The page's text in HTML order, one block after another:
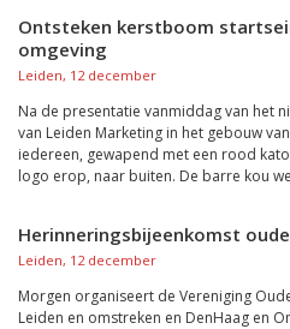
Ontsteken kerstboom
omgeving
Leiden, 12 december
Na de presentatie vanmiddag van het
van Leiden Marketing in het gebouw
iedereen, gewapend met een rood
logo erop, naar buiten. De barre kou
Herinneringsbijeenkomst
Leiden, 12 december
Morgen organiseert de Vereniging
Leiden en omstreken en DenHaag en